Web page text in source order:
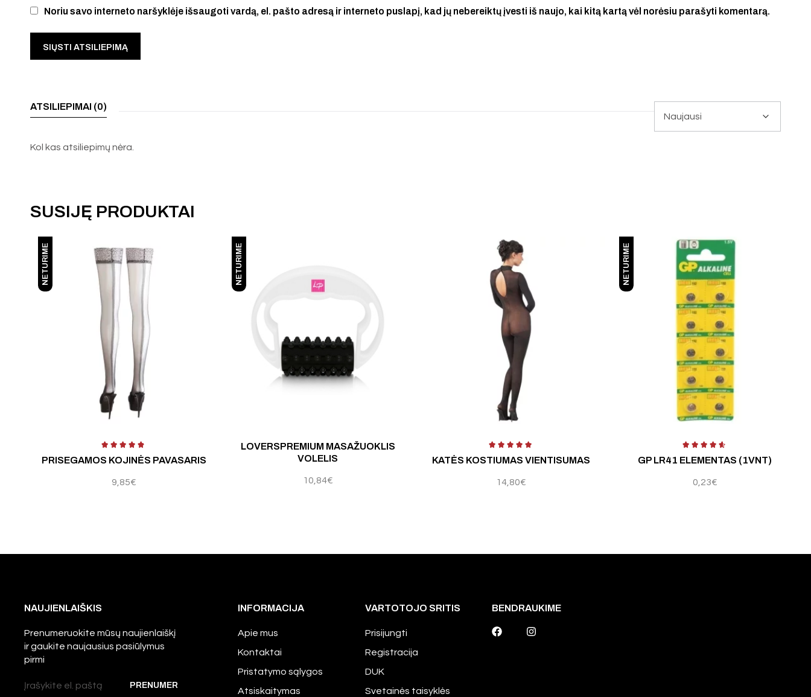
Noriu savo interneto naršyklėje išsaugoti vardą, el. pašto adresą ir interneto puslapį, kad jų nebereiktų įvesti iš naujo, kai kitą kartą vėl norėsiu parašyti komentarą.
ATSILIEPIMAI (0)
Kol kas atsiliepimų nėra.
SUSIJĘ PRODUKTAI
NETURIME
PRISEGAMOS KOJINĖS PAVASARIS
9,85€
NETURIME
LOVERSPREMIUM MASAŽUOKLIS
VOLELIS
10,84€
KATĖS KOSTIUMAS VIENTISUMAS
14,80€
NETURIME
GP LR41 ELEMENTAS (1VNT)
0,23€
NAUJIENLAIŠKIS
Prenumeruokite mūsų naujienlaiškį
ir gaukite naujausius pasiūlymus
pirmi
INFORMACIJA
Apie mus
Kontaktai
Pristatymo sąlygos
Atsiskaitymas
VARTOTOJO SRITIS
Prisijungti
Registracija
DUK
Svetainės taisyklės
BENDRAUKIME